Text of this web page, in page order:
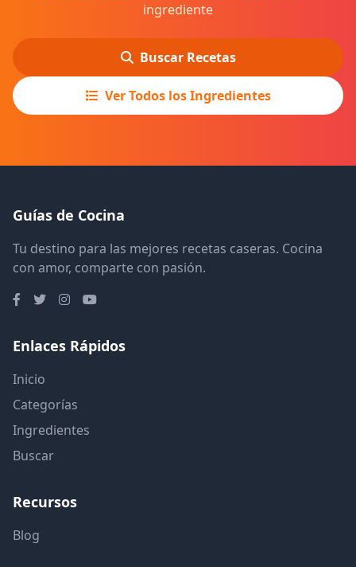
ingrediente
Buscar Recetas
Ver Todos los Ingredientes
Guías de Cocina
Tu destino para las mejores recetas caseras. Cocina
con amor, comparte con pasión.
Enlaces Rápidos
Inicio
Categorías
Ingredientes
Buscar
Recursos
Blog